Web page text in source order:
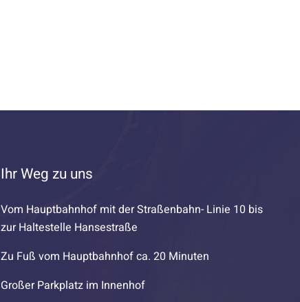
Ihr Weg zu uns
Vom Hauptbahnhof mit der Straßenbahn- Linie 10 bis
zur Haltestelle Hansestraße
Zu Fuß vom Hauptbahnhof ca. 20 Minuten
Großer Parkplatz im Innenhof